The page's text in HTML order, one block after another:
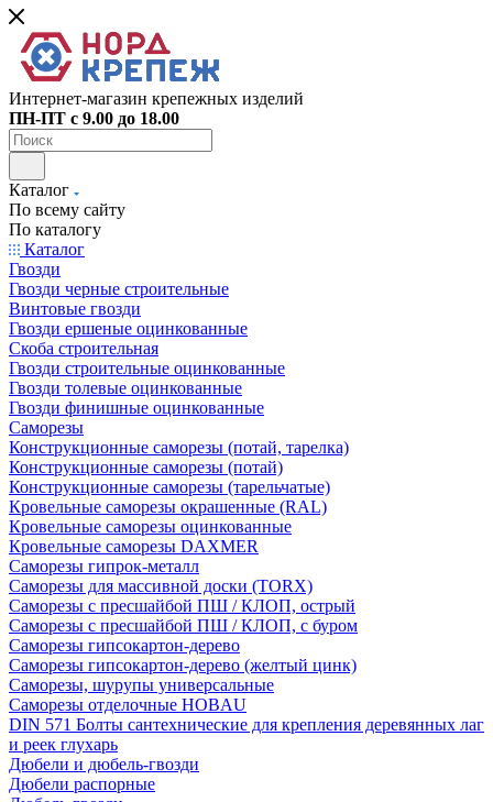
Интернет-магазин крепежных изделий
ПН-ПТ с 9.00 до 18.00
Каталог
По всему сайту
По каталогу
Каталог
Гвозди
Гвозди черные строительные
Винтовые гвозди
Гвозди ершеные оцинкованные
Скоба строительная
Гвозди строительные оцинкованные
Гвозди толевые оцинкованные
Гвозди финишные оцинкованные
Саморезы
Конструкционные саморезы (потай, тарелка)
Конструкционные саморезы (потай)
Конструкционные саморезы (тарельчатые)
Кровельные саморезы окрашенные (RAL)
Кровельные саморезы оцинкованные
Кровельные саморезы DAXMER
Саморезы гипрок-металл
Саморезы для массивной доски (TORX)
Саморезы с пресшайбой ПШ / КЛОП, острый
Саморезы с пресшайбой ПШ / КЛОП, с буром
Саморезы гипсокартон-дерево
Саморезы гипсокартон-дерево (желтый цинк)
Саморезы, шурупы универсальные
Саморезы отделочные HOBAU
DIN 571 Болты сантехнические для крепления деревянных лаг
и реек глухарь
Дюбели и дюбель-гвозди
Дюбели распорные